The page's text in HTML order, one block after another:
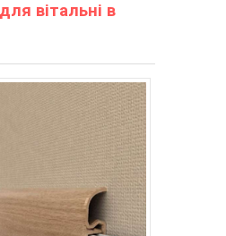
вітальні в